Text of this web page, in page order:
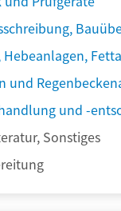
und
und -
Sonstiges